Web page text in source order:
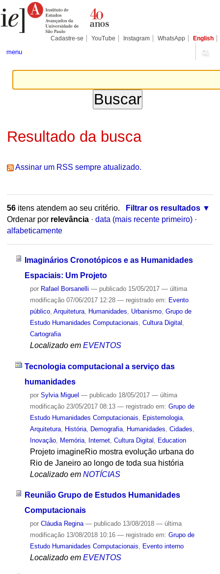
para
conteúdo.
Pessoais
Cadastre-se YouTube Instagram WhatsApp English
menu
Resultado da busca
Assinar um RSS sempre atualizado.
56itens atendem ao seu critério.
Filtrar os resultados
Ordenar por relevância · data (mais recente primeiro) ·
alfabeticamente
Imaginários Cronotópicos e as Humanidades
Espaciais: Um Projeto
por Rafael Borsanelli — publicado15/05/2017 — última
modificação07/06/2017 12:28 — registrado em: Evento
público, Arquitetura, Humanidades Urbanismo, Grupo de
Estudo Humanidades Computacionais Cultura Digital
Cartografia
Localizado em EVENTOS
Tecnologia computacional a serviço das
humanidades
por Sylvia Miguel — publicado18/05/2017 — última
modificação23/05/2017 08:13 — registrado em: Grupo de
Estudo Humanidades Computacionais
Epistemologia,
Arquitetura, História, Demografia, Humanidades Cidades
Inovação, Memória, Internet, Cultura Digital Education
Projeto imagineRio mostra evolução urbana do
Rio de Janeiro ao longo de toda sua história
Localizado em NOTÍCIAS
Reunião Grupo de Estudos Humanidades
Computacionais
por Cláudia Regina — publicado13/08/2018 — última
modificação13/08/2018 10:16 — registrado em: Grupo de
Estudo Humanidades Computacionais, Evento interno
Localizado em EVENTOS